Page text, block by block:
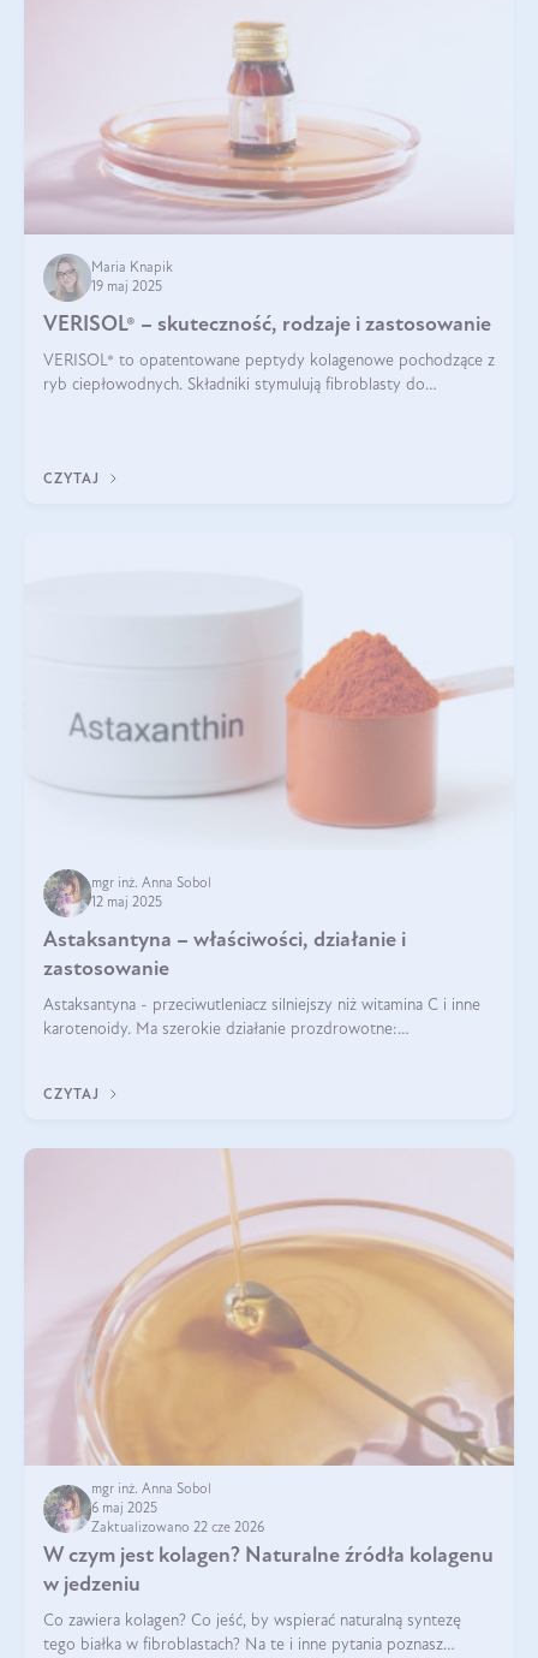
Maria Knapik
19 maj 2025
VERISOL® – skuteczność, rodzaje i zastosowanie
VERISOL® to opatentowane peptydy kolagenowe pochodzące z
ryb ciepłowodnych. Składniki stymulują fibroblasty do
CZYTAJ
mgr inż. Anna Sobol
12 maj 2025
Astaksantyna – właściwości, działanie i
zastosowanie
Astaksantyna - przeciwutleniacz silniejszy niż witamina C i inne
karotenoidy. Ma szerokie działanie prozdrowotne:
CZYTAJ
mgr inż. Anna Sobol
6 maj 2025
Zaktualizowano 22 cze 2026
W czym jest kolagen? Naturalne źródła kolagenu
w jedzeniu
Co zawiera kolagen? Co jeść, by wspierać naturalną syntezę
tego białka w fibroblastach? Na te i inne pytania poznasz